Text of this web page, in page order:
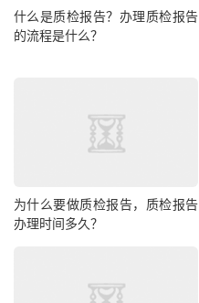
什么是质检报告？办理质检报告
的流程是什么？
为什么要做质检报告，质检报告
办理时间多久？